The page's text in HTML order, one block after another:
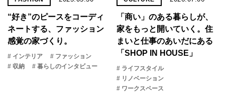
“好き”のピースをコーディ
ネートする、ファッション
感覚の家づくり。
# インテリア
# ファッション
# 収納
# 暮らしのインタビュー
「商い」の​ある​暮らしが、​
家を​もっと​開いていく。​住
まいと​仕事の​あいだに​ある​
「SHOP IN HOUSE」
# ライフスタイル
# リノベーション
# ワークスペース